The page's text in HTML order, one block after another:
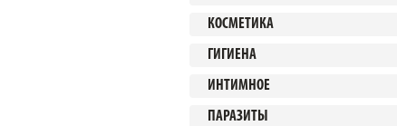
КОСМЕТИКА
ГИГИЕНА
ИНТИМНОЕ
ПАРАЗИТЫ